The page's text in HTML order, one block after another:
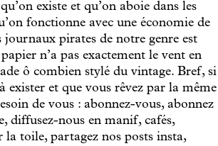
existe et qu’on aboie dans les
fonctionne avec une économie de
pirates de notre genre est
n’a pas exactement le vent en
ô combien stylé du vintage. Bref, si
exister et que vous rêvez par la même
de vous : abonnez-vous, abonnez
diffusez-nous en manif, cafés,
toile, partagez nos posts insta,